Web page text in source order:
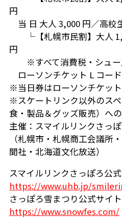
円
当 日 大人 3,000 円／高校
└【札幌市民割】大人
円
※すべて消費税・シュー
ローソンチケット L コー
※当日券はローソンチケット
※スケートリンク以外のス
食・製品＆グッズ販売）へ
主催：スマイルリンクさっ
（札幌市・札幌商工会議所
聞社・北海道文化放送）
スマイルリンクさっぽろ公式
https://www.uhb.jp/
さっぽろ雪まつり公式サイト
https://www.snowfes.com/